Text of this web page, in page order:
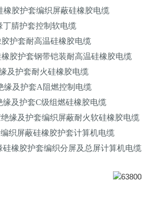
橡胶护套编织屏蔽硅橡胶电缆
丁腈护套控制软电缆
护套耐高温硅橡胶电缆
胶护套钢带铠装耐高温硅橡胶电缆
及护套耐火硅橡胶电缆
缘及护套A阻燃控制电缆
缘及护套C级组燃硅橡胶电缆
缘及护套编织屏蔽耐火软硅橡胶电缆
织屏蔽硅橡胶护套计算机电缆
硅橡胶护套编织分屏及总屏计算机电缆